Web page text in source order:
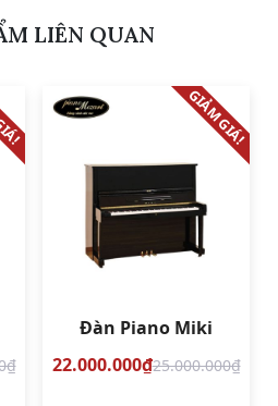
LIÊN QUAN
GIẢM GIÁ!
Đàn Piano Miki
22.000.000₫25.000.000₫